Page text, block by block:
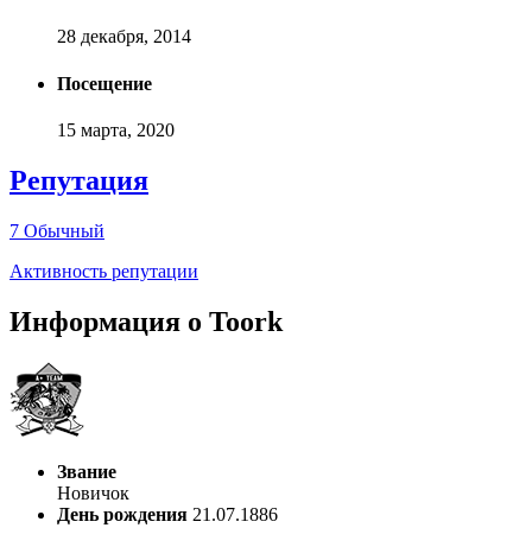
28 декабря, 2014
Посещение
15 марта, 2020
Репутация
7 Обычный
Активность репутации
Информация о Toork
Звание
Новичок
День рождения 21.07.1886